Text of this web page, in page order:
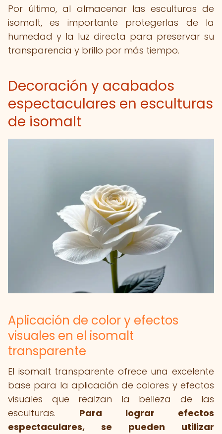
Por último, al almacenar las esculturas de
isomalt, es importante protegerlas de la
humedad y la luz directa para preservar su
transparencia y brillo por más tiempo.
Decoración y acabados
espectaculares en esculturas
de isomalt
Aplicación de color y efectos
visuales en el isomalt
transparente
El isomalt transparente ofrece una excelente
base para la aplicación de colores y efectos
visuales que realzan la belleza de las
esculturas. Para lograr efectos
espectaculares, se pueden utilizar